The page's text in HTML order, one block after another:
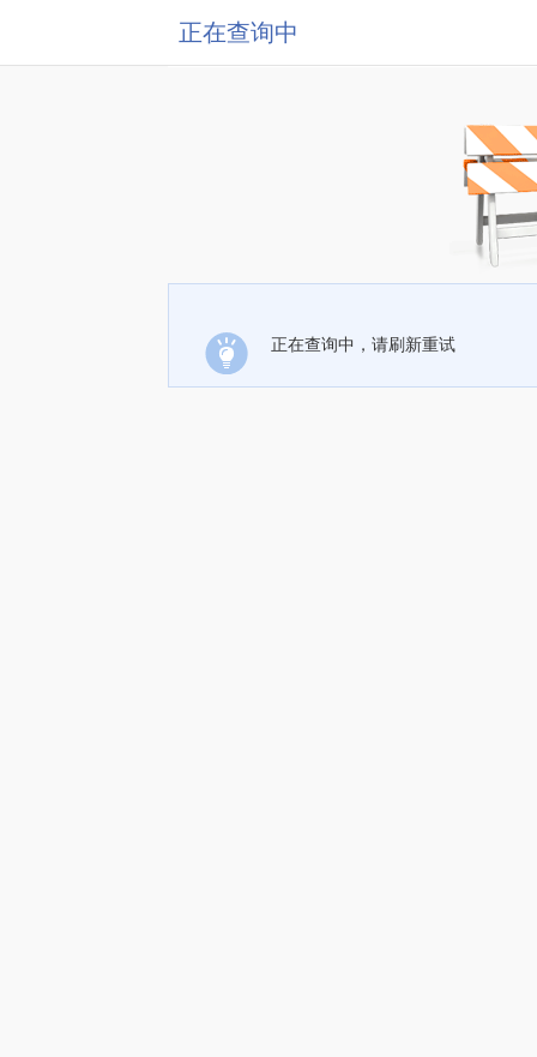
正在查询中
正在查询中，请刷新重试